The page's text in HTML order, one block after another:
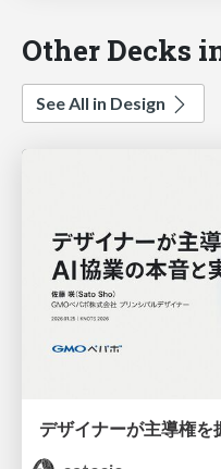
Other Decks
See All in Design
デザイナーが主導権